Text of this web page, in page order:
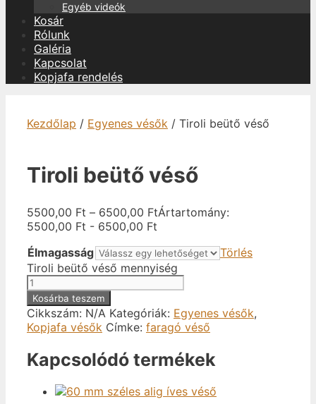
Egyéb videók
Kosár
Rólunk
Galéria
Kapcsolat
Kopjafa rendelés
Kezdőlap / Egyenes vésők / Tiroli beütő véső
Tiroli beütő véső
5500,00 Ft – 6500,00 FtÁrtartomány:
5500,00 Ft - 6500,00 Ft
Élmagasság
Törlés
Tiroli beütő véső mennyiség
Kosárba teszem
Cikkszám: N/A Kategóriák: Egyenes vésők,
Kopjafa vésők Címke: faragó véső
Kapcsolódó termékek